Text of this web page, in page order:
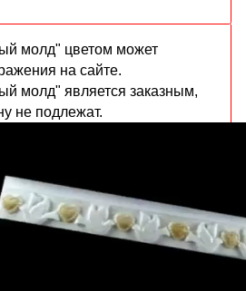
молд" цветом может
на сайте.
молд" является заказным,
не подлежат.